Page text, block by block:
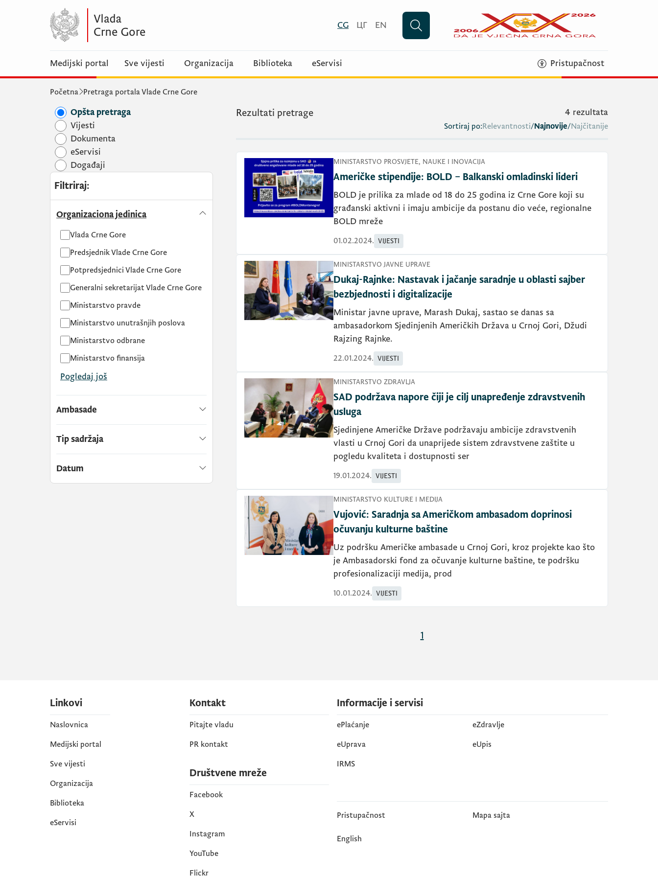
CG ЦГ EN
Medijski portal Sve vijesti Organizacija Biblioteka eServisi Pristupačnost
Početna Pretraga portala Vlade Crne Gore
Opšta pretraga
Vijesti
Dokumenta
eServisi
Događaji
Filtriraj:
Organizaciona jedinica
Vlada Crne Gore
Predsjednik Vlade Crne Gore
Potpredsjednici Vlade Crne Gore
Generalni sekretarijat Vlade Crne Gore
Ministarstvo pravde
Ministarstvo unutrašnjih poslova
Ministarstvo odbrane
Ministarstvo finansija
Pogledaj još
Ambasade
Tip sadržaja
Datum
Rezultati pretrage 4 rezultata
Sortiraj po:Relevantnosti/Najnovije/Najčitanije
MINISTARSTVO PROSVJETE, NAUKE I INOVACIJA
Američke stipendije: BOLD – Balkanski omladinski lideri
BOLD je prilika za mlade od 18 do 25 godina iz Crne Gore koji su
građanski aktivni i imaju ambicije da postanu dio veće, regionalne
BOLD mreže
01.02.2024. VIJESTI
MINISTARSTVO JAVNE UPRAVE
Dukaj-Rajnke: Nastavak i jačanje saradnje u oblasti sajber
bezbjednosti i digitalizacije
Ministar javne uprave, Marash Dukaj, sastao se danas sa
ambasadorkom Sjedinjenih Američkih Država u Crnoj Gori, Džudi
Rajzing Rajnke.
22.01.2024. VIJESTI
MINISTARSTVO ZDRAVLJA
SAD podržava napore čiji je cilj unapređenje zdravstvenih
usluga
Sjedinjene Američke Države podržavaju ambicije zdravstvenih
vlasti u Crnoj Gori da unaprijede sistem zdravstvene zaštite u
pogledu kvaliteta i dostupnosti ser
19.01.2024. VIJESTI
MINISTARSTVO KULTURE I MEDIJA
Vujović: Saradnja sa Američkom ambasadom doprinosi
očuvanju kulturne baštine
Uz podršku Američke ambasade u Crnoj Gori, kroz projekte kao što
je Ambasadorski fond za očuvanje kulturne baštine, te podršku
profesionalizaciji medija, prod
10.01.2024. VIJESTI
1
Linkovi
Naslovnica
Medijski portal
Sve vijesti
Organizacija
Biblioteka
eServisi
Kontakt
Pitajte vladu
PR kontakt
Društvene mreže
Facebook
X
Instagram
YouTube
Flickr
Informacije i servisi
ePlaćanje
eZdravlje
eUprava
еUpis
IRMS
Pristupačnost Mapa sajta
English